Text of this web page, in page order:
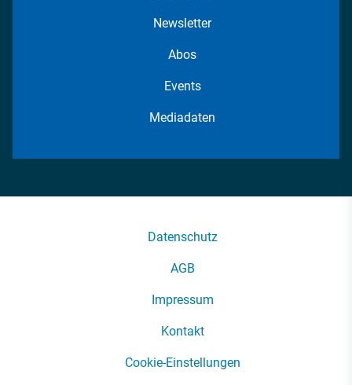
Newsletter
Abos
Events
Mediadaten
Datenschutz
AGB
Impressum
Kontakt
Cookie-Einstellungen